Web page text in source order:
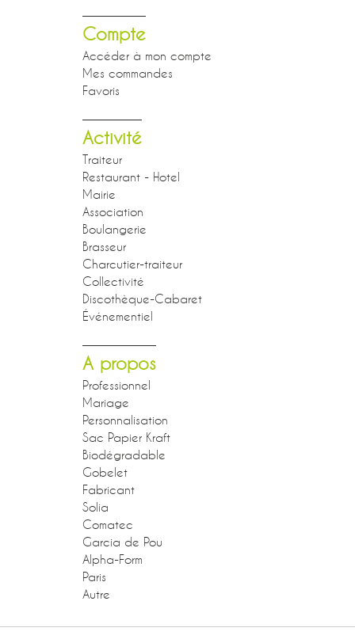
Compte
Accéder à mon compte
Mes commandes
Favoris
Activité
Traiteur
Restaurant - Hotel
Mairie
Association
Boulangerie
Brasseur
Charcutier-traiteur
Collectivité
Discothèque-Cabaret
Événementiel
A propos
Professionnel
Mariage
Personnalisation
Sac Papier Kraft
Biodégradable
Gobelet
Fabricant
Solia
Comatec
Garcia de Pou
Alpha-Form
Paris
Autre